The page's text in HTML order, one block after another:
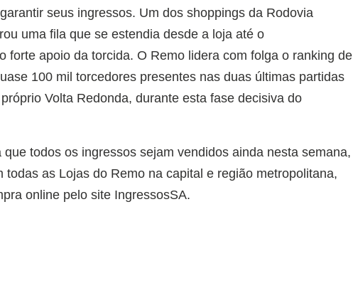
seus ingressos. Um dos shoppings da Rodovia
uma fila que se estendia desde a loja até o
forte apoio da torcida. O Remo lidera com folga o ranking de
100 mil torcedores presentes nas duas últimas partidas
Volta Redonda, durante esta fase decisiva do
todos os ingressos sejam vendidos ainda nesta semana,
todas as Lojas do Remo na capital e região metropolitana,
online pelo site IngressosSA.